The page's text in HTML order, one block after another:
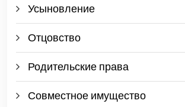
Усыновление
Отцовство
Родительские права
Совместное имущество